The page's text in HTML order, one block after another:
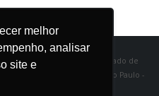
melhor
analisar
site e
de Fiação e Tecelagem do Estado de
- Cep 01223-000 - São Paulo -